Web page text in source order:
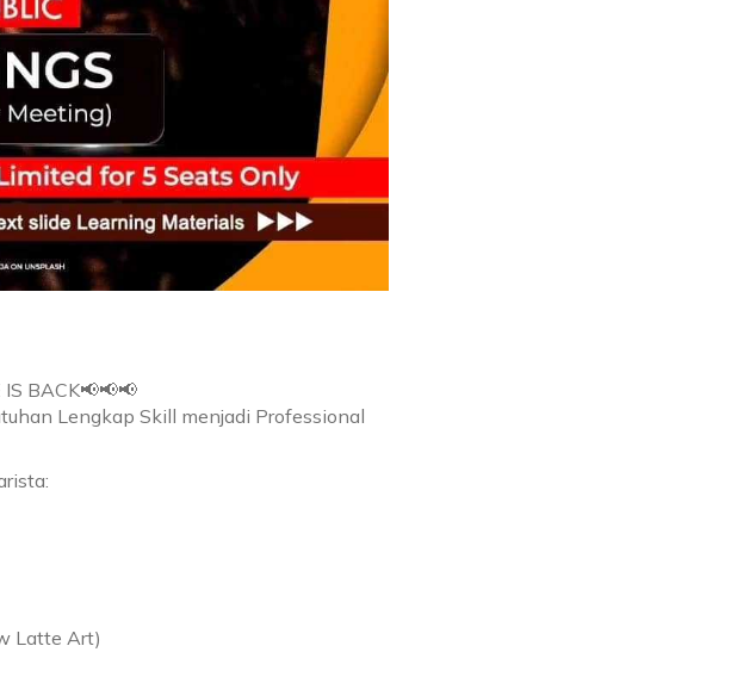
IS BACK📢📢📢
Lengkap Skill menjadi Professional
Latte Art)